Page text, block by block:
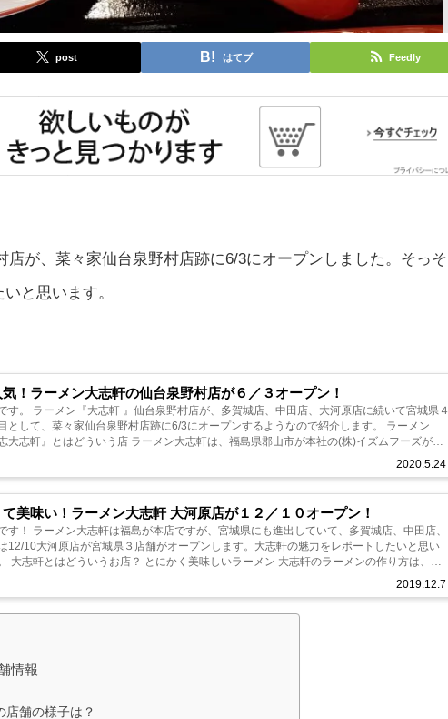
post はてブ Feedly
店が、菜々家仙台泉野村店跡に6/3にオープンしました。そっそ
と思います。
気！ラーメン大志軒の仙台泉野村店が６／３オープン！
2020.5.24
す。 ラーメン『大志軒 』仙台泉野村店が、多賀城店、中田店、大河原店に続いて宮城県４
として、菜々家仙台泉野村店跡に6/3にオープンするようなので紹介します。 ラーメン
志大志軒』とはどういう店 ラーメン大志軒は、福島県郡山市が本社の(株)イズムフーズが展
て美味い！ラーメン大志軒 大河原店が１２／１０オープン！
2019.12.7
す！ ラーメン大志軒は福島が本店ですが、宮城県にも進出していて、多賀城店、中田店、
12/10大河原店が宮城県３店舗がオープンします。大志軒の魅力をレポートしたいと思い
大志軒とはどういうお店？ とにかく美味しいラーメン 大志軒のラーメンの作り方は、素
情報
店舗の様子は？